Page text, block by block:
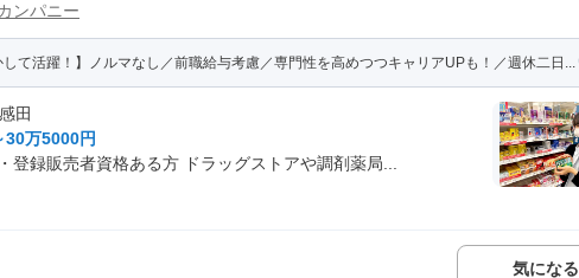
ンパニー
して活躍！】ノルマなし／前職給与考慮／専⾨性を⾼めつつキャリアUPも！／週休二日...
田
30万5000円
登録販売者資格ある方 ドラッグストアや調剤薬局...
気になる